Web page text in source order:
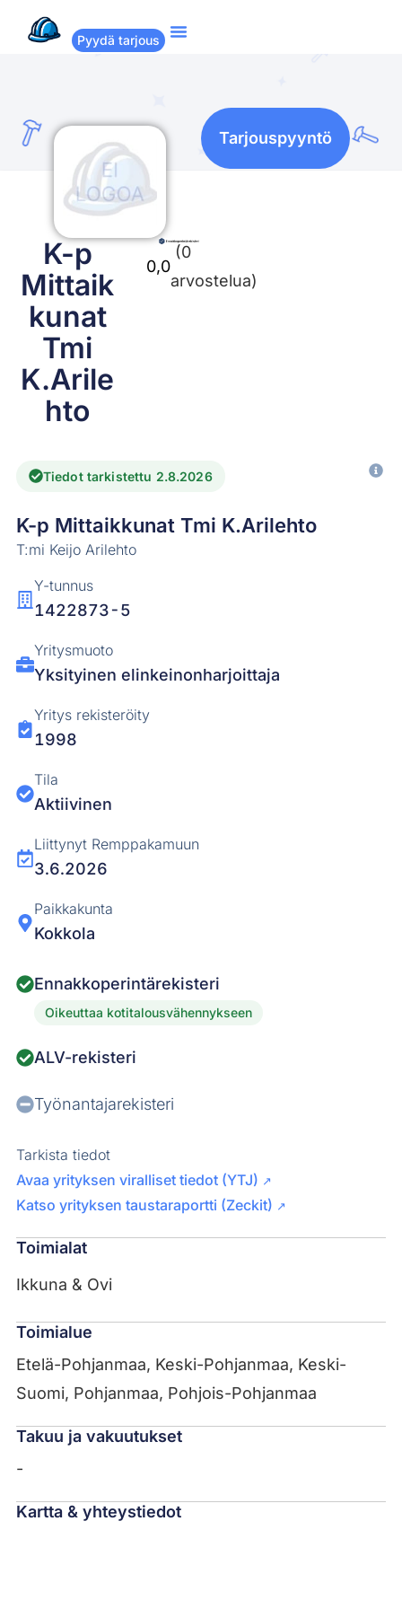
Pyydä tarjous
K-p
Mittaik
kunat
Tmi
K.Arile
hto
0,0
(0
arvostelua)
Tarjouspyyntö
Tiedot tarkistettu 2.8.2026
K-p Mittaikkunat Tmi K.Arilehto
T:mi Keijo Arilehto
Y-tunnus
1422873-5
Yritysmuoto
Yksityinen elinkeinonharjoittaja
Yritys rekisteröity
1998
Tila
Aktiivinen
Liittynyt Remppakamuun
3.6.2026
Paikkakunta
Kokkola
Ennakkoperintärekisteri
Oikeuttaa kotitalousvähennykseen
ALV-rekisteri
Työnantajarekisteri
Tarkista tiedot
Avaa yrityksen viralliset tiedot (YTJ) ↗
Katso yrityksen taustaraportti (Zeckit) ↗
Toimialat
Ikkuna & Ovi
Toimialue
Etelä-Pohjanmaa, Keski-Pohjanmaa, Keski-
Suomi, Pohjanmaa, Pohjois-Pohjanmaa
Takuu ja vakuutukset
-
Kartta & yhteystiedot